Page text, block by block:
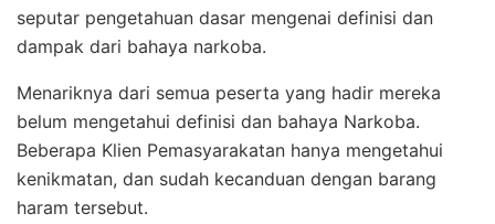
seputar pengetahuan dasar mengenai definisi dan
dampak dari bahaya narkoba.
Menariknya dari semua peserta yang hadir mereka
belum mengetahui definisi dan bahaya Narkoba.
Beberapa Klien Pemasyarakatan hanya mengetahui
kenikmatan, dan sudah kecanduan dengan barang
haram tersebut.